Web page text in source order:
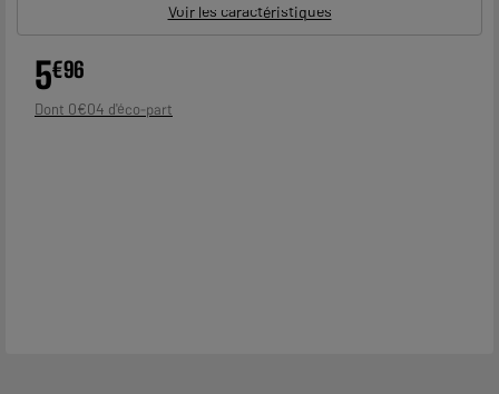
Voir les caractéristiques
5€96
Dont 0€04